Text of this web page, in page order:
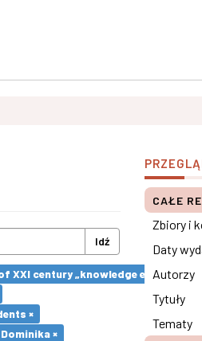
Idź
century „knowledge economics” ×
×
×
CAŁE
Zbiory i
Daty
Autorzy
Tytuły
Tematy